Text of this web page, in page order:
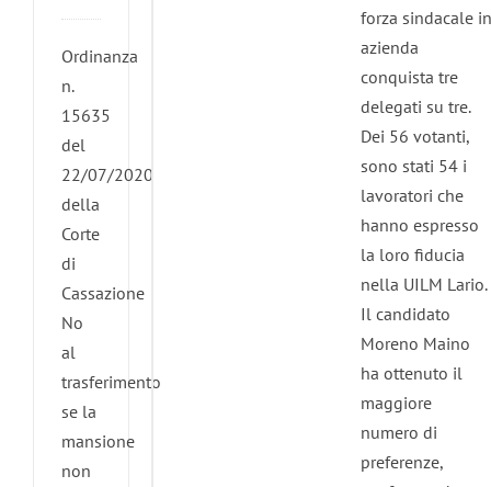
Ordinanza
n.
15635
del
22/07/2020
della
Corte
di
Cassazione
No
al
trasferimento
se la
mansione
non
forza sindacale in
azienda
conquista tre
delegati su tre.
Dei 56 votanti,
sono stati 54 i
lavoratori che
hanno espresso
la loro fiducia
nella UILM Lario.
Il candidato
Moreno Maino
ha ottenuto il
maggiore
numero di
preferenze,